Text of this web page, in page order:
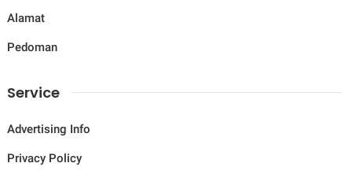
Alamat
Pedoman
Service
Advertising Info
Privacy Policy